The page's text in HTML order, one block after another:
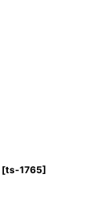
[ts-1765]